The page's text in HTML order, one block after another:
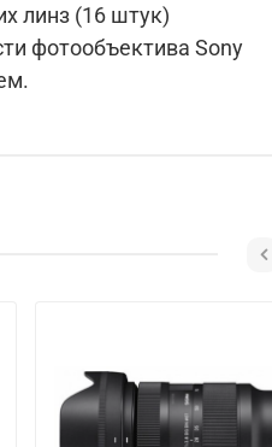
линз (16 штук)
фотообъектива Sony